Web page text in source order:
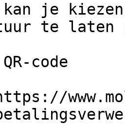
je
te laten
code